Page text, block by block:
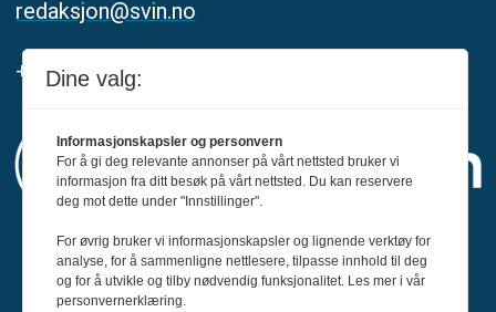
redaksjon@svin.no
+47 916 68 668
Svin er medlem av Fagpressen og
arbeider etter Redaktørplakaten og Vær
Dine valg:
Informasjonskapsler og personvern
For å gi deg relevante annonser på vårt nettsted bruker vi
informasjon fra ditt besøk på vårt nettsted. Du kan reservere
deg mot dette under "Innstillinger".
For øvrig bruker vi informasjonskapsler og lignende verktøy for
analyse, for å sammenligne nettlesere, tilpasse innhold til deg
og for å utvikle og tilby nødvendig funksjonalitet. Les mer i vår
personvernerklæring.